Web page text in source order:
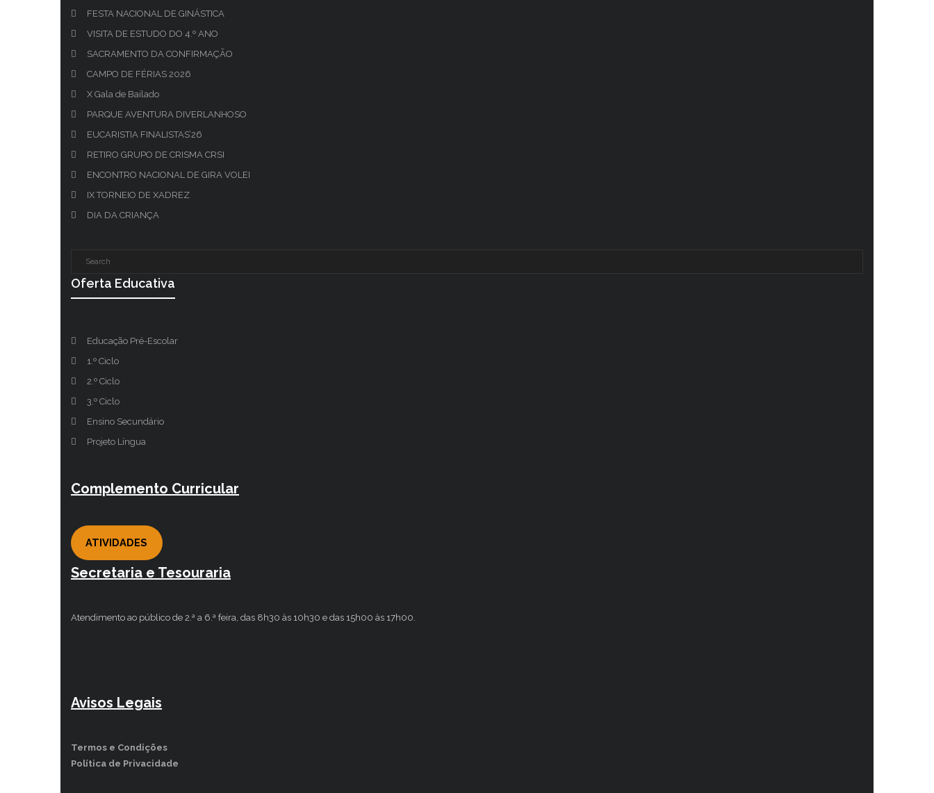
FESTA NACIONAL DE GINÁSTICA
VISITA DE ESTUDO DO 4.º ANO
SACRAMENTO DA CONFIRMAÇÃO
CAMPO DE FÉRIAS 2026
X Gala de Bailado
PARQUE AVENTURA DIVERLANHOSO
EUCARISTIA FINALISTAS’26
RETIRO GRUPO DE CRISMA CRSI
ENCONTRO NACIONAL DE GIRA VOLEI
IX TORNEIO DE XADREZ
DIA DA CRIANÇA
Oferta Educativa
Educação Pré-Escolar
1.º Ciclo
2.º Ciclo
3.º Ciclo
Ensino Secundário
Projeto Língua
Complemento Curricular
ATIVIDADES
Secretaria e Tesouraria
Atendimento ao público de 2.ª a 6.ª feira, das 8h30 às 10h30 e das 15h00 às 17h00.
Avisos Legais
Termos e Condições
Política de Privacidade